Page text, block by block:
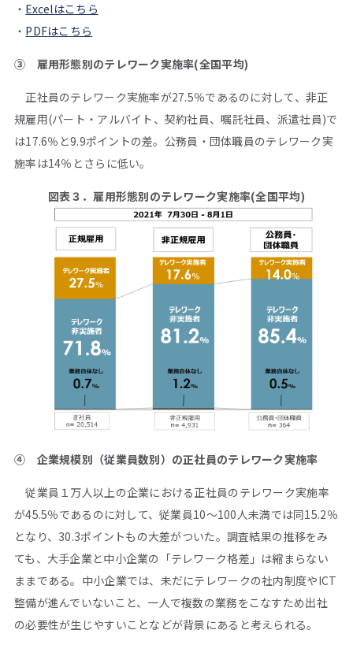
・ Excelはこちら
・ PDFはこちら
➂ 雇用形態別のテレワーク実施率(全国平均)
正社員のテレワーク実施率が27.5％であるのに対して、非正
規雇用(パート・アルバイト、契約社員、嘱託社員、派遣社員)で
は17.6％と9.9ポイントの差。公務員・団体職員のテレワーク実
施率は14％とさらに低い。
図表３．雇用形態別のテレワーク実施率(全国平均)
④ 企業規模別（従業員数別）の正社員のテレワーク実施率
従業員１万人以上の企業における正社員のテレワーク実施率
が45.5％であるのに対して、従業員10～100人未満では同15.2％
となり、30.3ポイントもの大差がついた。調査結果の推移をみ
ても、大手企業と中小企業の「テレワーク格差」は縮まらない
ままである。中小企業では、未だにテレワークの社内制度やICT
整備が進んでいないこと、一人で複数の業務をこなすため出社
の必要性が生じやすいことなどが背景にあると考えられる。